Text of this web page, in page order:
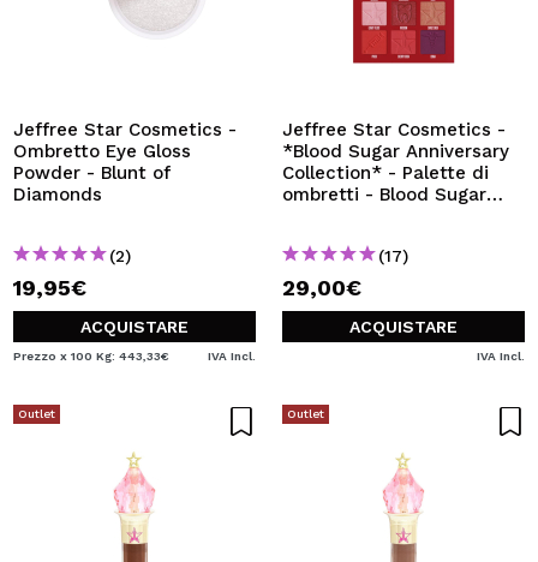
Jeffree Star Cosmetics -
Ombretto Eye Gloss
Powder - Blunt of
Diamonds
(2)
19,95€
ACQUISTARE
Prezzo x 100 Kg: 443,33€ IVA Incl.
Jeffree Star Cosmetics -
*Blood Sugar Anniversary
Collection* - Palette di
ombretti - Blood Sugar
(17)
29,00€
ACQUISTARE
IVA Incl.
Outlet Outlet